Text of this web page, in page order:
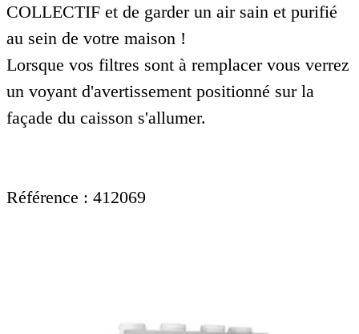
COLLECTIF et de garder un air sain et purifié
au sein de votre maison !
Lorsque vos filtres sont à remplacer vous verrez
un voyant d'avertissement positionné sur la
façade du caisson s'allumer.
Référence : 412069